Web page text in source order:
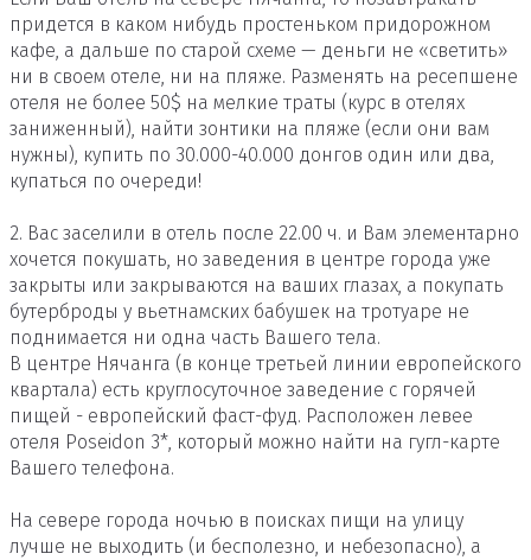
придется в каком нибудь простеньком придорожном
кафе, а дальше по старой схеме — деньги не «светить»
ни в своем отеле, ни на пляже. Разменять на ресепшене
отеля не более 50$ на мелкие траты (курс в отелях
заниженный), найти зонтики на пляже (если они вам
нужны), купить по 30.000-40.000 донгов один или два,
купаться по очереди!
2. Вас заселили в отель после 22.00 ч. и Вам элементарно
хочется покушать, но заведения в центре города уже
закрыты или закрываются на ваших глазах, а покупать
бутерброды у вьетнамских бабушек на тротуаре не
поднимается ни одна часть Вашего тела.
В центре Нячанга (в конце третьей линии европейского
квартала) есть круглосуточное заведение с горячей
пищей - европейский фаст-фуд. Расположен левее
отеля Poseidon 3*, который можно найти на гугл-карте
Вашего телефона.
На севере города ночью в поисках пищи на улицу
лучше не выходить (и бесполезно, и небезопасно), а